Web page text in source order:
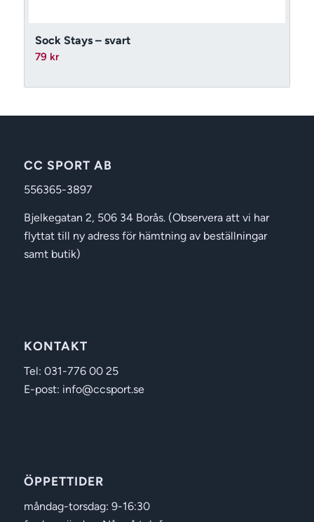
Sock Stays – svart
79 kr
CC SPORT AB
556365-3897
Bjelkegatan 2, 506 34 Borås. (Observera att vi har
flyttat till ny adress för hämtning av beställningar
samt butik)
KONTAKT
Tel: 031-776 00 25
E-post: info@ccsport.se
ÖPPETTIDER
måndag-torsdag: 9-16:30